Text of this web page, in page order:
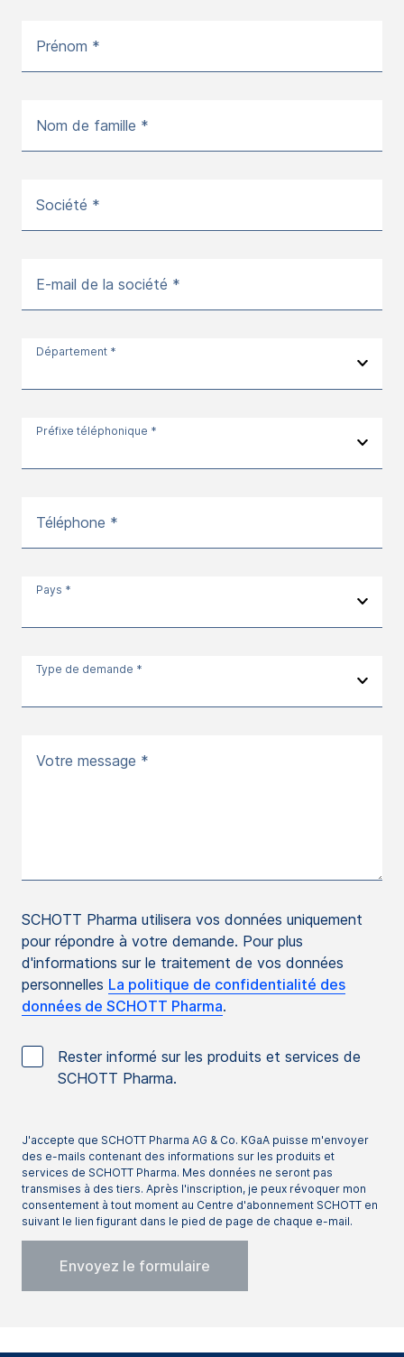
Prénom *
Nom de famille *
Société *
E-mail de la société *
Département *
Préfixe téléphonique *
Téléphone *
Pays *
Type de demande *
Votre message *
SCHOTT Pharma utilisera vos données uniquement
pour répondre à votre demande. Pour plus
d'informations sur le traitement de vos données
personnelles La politique de confidentialité des
données de SCHOTT Pharma.
Rester informé sur les produits et services de
SCHOTT Pharma.
J'accepte que SCHOTT Pharma AG & Co. KGaA puisse m'envoyer
des e-mails contenant des informations sur les produits et
services de SCHOTT Pharma. Mes données ne seront pas
transmises à des tiers. Après l'inscription, je peux révoquer mon
consentement à tout moment au Centre d'abonnement SCHOTT en
suivant le lien figurant dans le pied de page de chaque e-mail.